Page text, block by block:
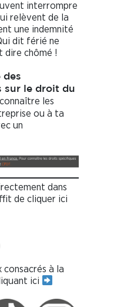
interrompre
relèvent de la
une indemnité
dit férié ne
dire chômé !
des
sur le droit du
les
ou à ta
un
dans
de cliquer ici
consacrés à la
ici